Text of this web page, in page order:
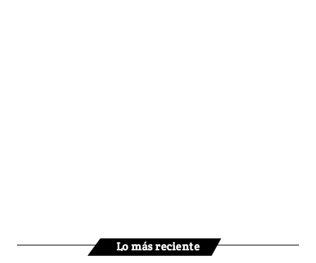
Lo más reciente